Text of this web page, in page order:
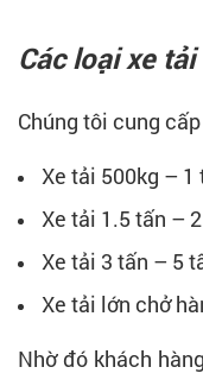
Các loại xe
Chúng tôi cung
Xe tải 500kg – 1
Xe tải 1.5 tấn –
Xe tải 3 tấn – 5
Xe tải lớn chở
Nhờ đó khách